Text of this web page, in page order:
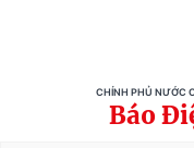
CHÍNH PHỦ NƯỚC
Báo